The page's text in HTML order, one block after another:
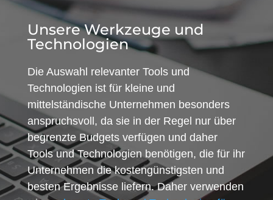
Unsere Werkzeuge und
Technologien
Die Auswahl relevanter Tools und
Technologien ist für kleine und
mittelständische Unternehmen besonders
anspruchsvoll, da sie in der Regel nur über
begrenzte Budgets verfügen und daher
Tools und Technologien benötigen, die für ihr
Unternehmen die kostengünstigsten und
besten Ergebnisse liefern. Daher verwenden